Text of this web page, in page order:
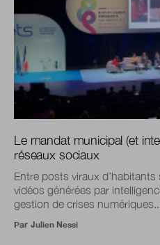
Le mandat municipal (et
réseaux sociaux
Entre posts viraux
vidéos générées par
gestion de crises
Par Julien Nessi